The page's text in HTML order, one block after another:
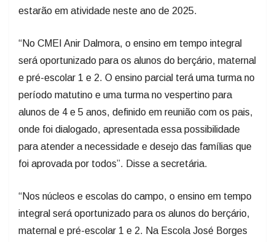
estarão em atividade neste ano de 2025.
“No CMEI Anir Dalmora, o ensino em tempo integral
será oportunizado para os alunos do berçário, maternal
e pré-escolar 1 e 2. O ensino parcial terá uma turma no
período matutino e uma turma no vespertino para
alunos de 4 e 5 anos, definido em reunião com os pais,
onde foi dialogado, apresentada essa possibilidade
para atender a necessidade e desejo das famílias que
foi aprovada por todos”. Disse a secretária.
“Nos núcleos e escolas do campo, o ensino em tempo
integral será oportunizado para os alunos do berçário,
maternal e pré-escolar 1 e 2. Na Escola José Borges